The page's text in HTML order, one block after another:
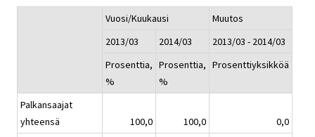
Vuosi/Kuukausi
Muutos
2013/03
2014/03
2013/03 - 2014/03
Prosenttia,
%
Prosenttia,
%
Prosenttiyksikköä
Palkansaajat
yhteensä
100,0 100,0
0,0